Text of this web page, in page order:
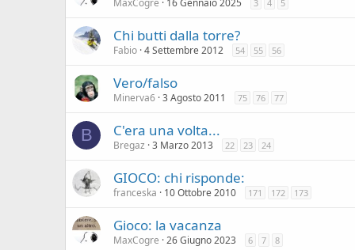
MaxCogre 16 Gennaio 2025 3 4 5
Chi butti dalla torre?
Fabio 4 Settembre 2012 54 55 56
Vero/falso
Minerva6 3 Agosto 2011 75 76 77
B C'era una volta...
Bregaz 3 Marzo 2013 22 23 24
GIOCO: chi risponde:
franceska 10 Ottobre 2010 171 172 173
Gioco: la vacanza
MaxCogre 26 Giugno 2023 6 7 8